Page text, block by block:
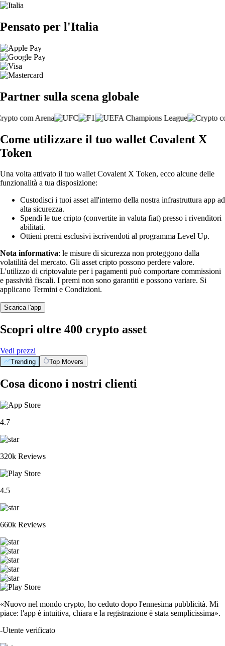
Pensato per l'Italia
Partner sulla scena globale
Come utilizzare il tuo wallet Covalent X
Token
Una volta attivato il tuo wallet Covalent X Token, ecco alcune delle
funzionalità a tua disposizione:
Custodisci i tuoi asset all'interno della nostra infrastruttura app ad
alta sicurezza.
Spendi le tue cripto (convertite in valuta fiat) presso i rivenditori
abilitati.
Ottieni premi esclusivi iscrivendoti al programma Level Up.
Nota informativa: le misure di sicurezza non proteggono dalla
volatilità del mercato. Gli asset cripto possono perdere valore.
L'utilizzo di criptovalute per i pagamenti può comportare commissioni
e passività fiscali. I premi non sono garantiti e possono variare. Si
applicano Termini e Condizioni.
Scarica l'app
Scopri oltre 400 crypto asset
Vedi prezzi
Trending Top Movers
Cosa dicono i nostri clienti
4.7
320k Reviews
4.5
660k Reviews
«Nuovo nel mondo crypto, ho ceduto dopo l'ennesima pubblicità. Mi
piace: l'app è intuitiva, chiara e la registrazione è stata semplicissima».
-Utente verificato